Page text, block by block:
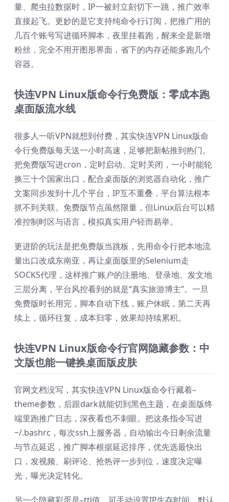
量、爬虫拉数据时，IP一被封立刻切下一跳，推广效率
直接起飞。更妙的是它支持纯命令行订阅，把推广用的
几百个账号写进循环脚本，夜里挂着跑，醒来全是新增
粉丝，完全不用开图形界面，省下的内存还能多跑几个
容器。
快连VPN Linux版命令行免费版：零成本跑
桌面版流水线
很多人一听VPN就想到付费，其实快连VPN Linux版命
令行免费版每天送一小时高速，足够把新帖推到热门。
把免费版写进cron，定时启动、定时关闭，一小时能轮
换三十个国家出口，配合桌面版的浏览器自动化，推广
文案同步发到十几个平台，IP互不重叠，平台算法根本
抓不到关联。免费版节点虽然限量，但Linux后台可以精
准控制时区与语言，模拟真实用户轻而易举。
更进阶的玩法是把免费版当跳板，先用命令行把本地流
量出口改成东南亚，再让桌面版里的Selenium走
SOCKS代理，这样推广账户的注册地、登录地、发文地
三层分离，平台风控看到的就是“真实旅游博主”。一旦
免费版时长用完，脚本自动下线，账户休眠，第二天再
续上，循环往复，成本归零，效果却持续累积。
快连VPN Linux版命令行官网隐藏参数：中
文版也能一键换桌面版皮肤
官网文档没写，其实快连VPN Linux版命令行藏着–
theme参数，后跟dark就能切到黑色主题，在桌面版终
端里跑推广日志，深夜看也不刺眼。把这条指令写进
~/.bashrc，每次ssh上服务器，自动输出今日剩余流量
与节点延迟，推广脚本根据延迟排序，优先选最快出
口，发视频、刷评论、抢热评一步到位，速度决定曝
光，曝光决定转化。